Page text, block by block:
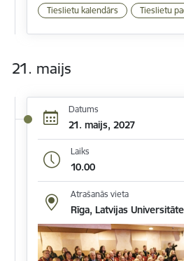
Tieslietu kalendārs Tieslietu
21. maijs
Datums
21. maijs, 2027
Laiks
10.00
Atrašanās vieta
Rīga, Latvijas Universitāte